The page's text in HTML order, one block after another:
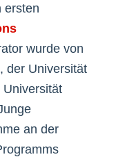
ersten
wurde von
der Universität
an der